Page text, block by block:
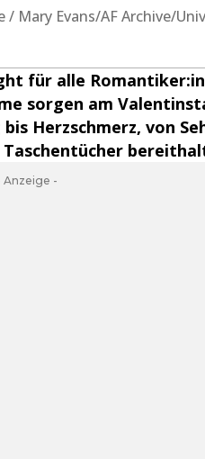
Mary Evans/AF Archive/
für alle
sorgen am
Herzschmerz, von
Anzeige -